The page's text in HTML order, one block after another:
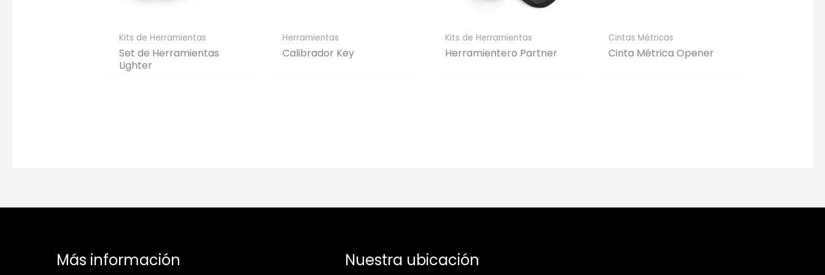
Kits de Herramientas
Set de Herramientas
Lighter
Herramientas
Calibrador Key
Kits de Herramientas
Herramientero Partner
Cintas Métricas
Cinta Métrica Opener
Más información Nuestra ubicación